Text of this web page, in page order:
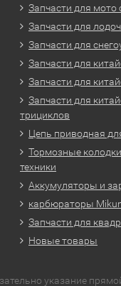
Запчасти для мото
Запчасти для
Запчасти для
Запчасти для
Запчасти для
Запчасти для
трициклов
Цепь приводная
Тормозные
техники
Аккумуляторы и
карбюраторы
Запчасти для
Новые товары
указание